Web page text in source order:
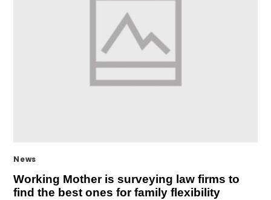
News
Working Mother is surveying law firms to
find the best ones for family flexibility